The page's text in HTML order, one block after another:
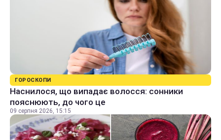
ГОРОСКОПИ
Наснилося, що випадає волосся: сонники
пояснюють, до чого це
09 серпня 2026, 15:15